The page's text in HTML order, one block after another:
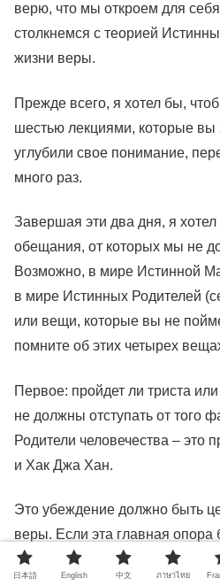
верю, что мы откроем для
столкнемся с теорией
жизни веры.
Прежде всего, я хотел бы,
шестью лекциями, которые вы
углубили свое понимание,
много раз.
Завершая эти два дня, я
обещания, от которых мы не
Возможно, в мире Истинной
в мире Истинных Родителей
или вещи, которые вы не
помните об этих четырех
Первое: пройдет ли триста
не должны отступать от того
Родители человечества – это
и Хак Джа Хан.
Это убеждение должно быть
веры. Если эта главная опора
наше понимание начнет
日本語 English 中文 ภาษาไทย